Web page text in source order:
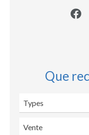
Que
Types
Vente